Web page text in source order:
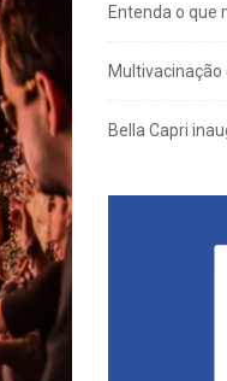
Entenda o que
Multivacinação
Bella Capri